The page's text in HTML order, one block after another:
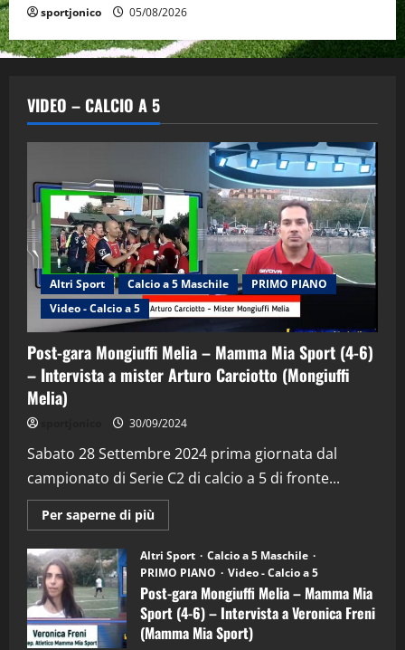
sportjonico 05/08/2026
VIDEO – CALCIO A 5
Altri Sport Calcio a 5 Maschile
PRIMO PIANO
Video - Calcio a 5
Post-gara Mongiuffi Melia – Mamma Mia Sport (4-6)
– Intervista a mister Arturo Carciotto (Mongiuffi
Melia)
30/09/2024
Sabato 28 Settembre 2024 prima giornata dal
campionato di Serie C2 di calcio a 5 di fronte...
Per saperne di più
informazioni
Post-
gara
Mongiuffi
Melia
–
Mamma
Mia
Sport
Altri Sport
Calcio a 5 Maschile
PRIMO PIANO
Video - Calcio a 5
Post-gara Mongiuffi Melia – Mamma Mia
Sport (4-6) – Intervista a Veronica Freni
(Mamma Mia Sport)
2
“SportEmpire” in Podcast: 29^ Puntata
(Martedi 28 Aprile 2026)
28/04/2026
3
"SportEmpire" in Podcast
“SportEmpire” in Podcast: 28^ Puntata
(Martedi 21 Aprile 2026)
21/04/2026